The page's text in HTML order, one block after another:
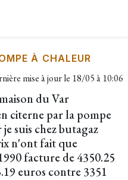
À CHALEUR
mise à jour le 18/05 à 10:06
du Var
citerne par la pompe
suis chez butagaz
n'ont fait que
facture de 4350.25
euros contre 3351